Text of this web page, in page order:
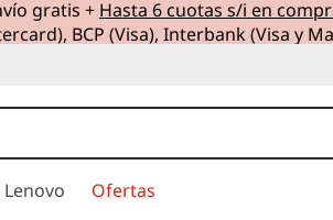
gratis + Hasta 6 cuotas s/i en
BCP (Visa), Interbank (Visa y
Ofertas